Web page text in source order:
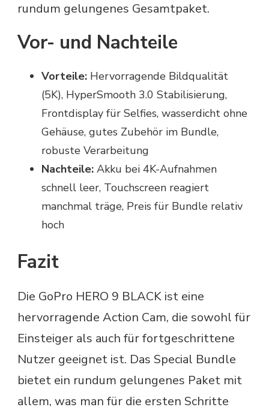
rundum gelungenes Gesamtpaket.
Vor- und Nachteile
Vorteile: Hervorragende Bildqualität
(5K), HyperSmooth 3.0 Stabilisierung,
Frontdisplay für Selfies, wasserdicht ohne
Gehäuse, gutes Zubehör im Bundle,
robuste Verarbeitung
Nachteile: Akku bei 4K-Aufnahmen
schnell leer, Touchscreen reagiert
manchmal träge, Preis für Bundle relativ
hoch
Fazit
Die GoPro HERO 9 BLACK ist eine
hervorragende Action Cam, die sowohl für
Einsteiger als auch für fortgeschrittene
Nutzer geeignet ist. Das Special Bundle
bietet ein rundum gelungenes Paket mit
allem, was man für die ersten Schritte